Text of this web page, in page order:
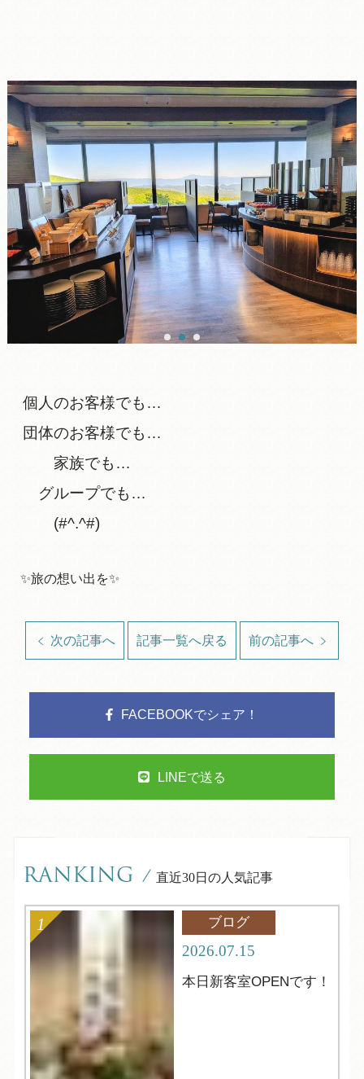
個人のお客様でも…
団体のお客様でも…
家族でも…
グループでも…
(#^.^#)
✨旅の想い出を✨
次の記事へ 記事一覧へ戻る 前の記事へ
FACEBOOKでシェア！
LINEで送る
RANKING / 直近30日の人気記事
ブログ
2026.07.15
本日新客室OPENです！